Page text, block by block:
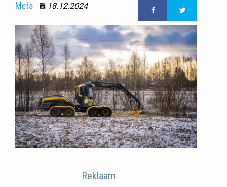
Mets 18.12.2024
Reklaam